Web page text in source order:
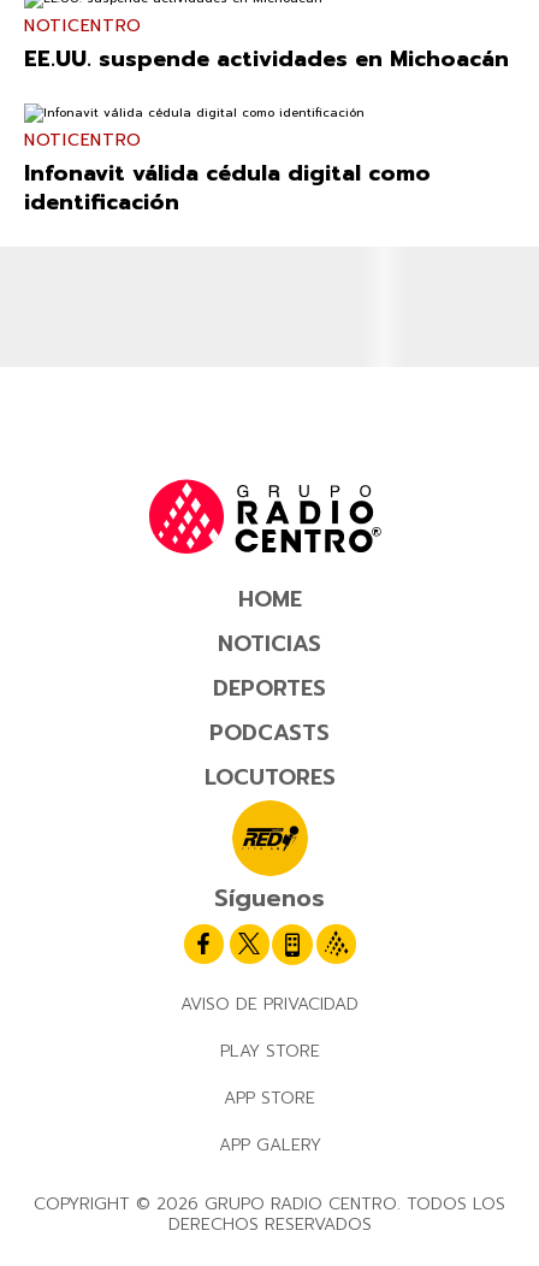
NOTICENTRO
EE.UU. suspende actividades en Michoacán
NOTICENTRO
Infonavit válida cédula digital como
identificación
HOME
NOTICIAS
DEPORTES
PODCASTS
LOCUTORES
Síguenos
AVISO DE PRIVACIDAD
PLAY STORE
APP STORE
APP GALERY
COPYRIGHT © 2026 GRUPO RADIO CENTRO. TODOS LOS
DERECHOS RESERVADOS